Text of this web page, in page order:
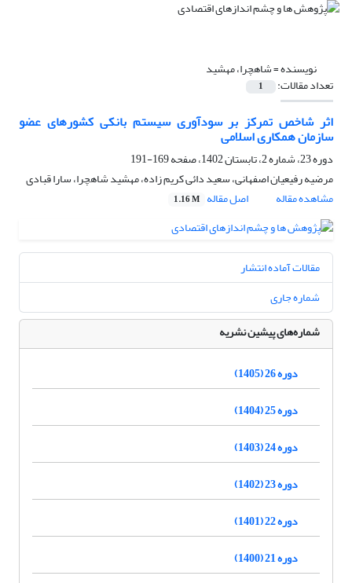
نویسنده =شاهچرا، مهشید
تعداد مقالات: 1
اثر شاخص تمرکز بر سودآوری سیستم بانکی کشورهای عضو
سازمان همکاری اسلامی
دوره 23، شماره 2، تابستان 1402، صفحه
169-191
مرضیه رفیعیان اصفهانی، سعید دائی کریم زاده، مهشید شاهچرا، سارا قبادی
مشاهده مقاله
اصل مقاله 1.16 M
مقالات آماده انتشار
شماره جاری
شماره‌های پیشین نشریه
دوره 26 (1405)
دوره 25 (1404)
دوره 24 (1403)
دوره 23 (1402)
دوره 22 (1401)
دوره 21 (1400)